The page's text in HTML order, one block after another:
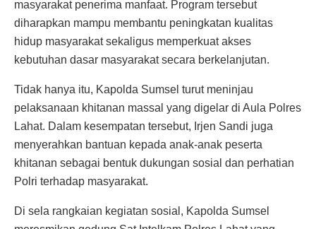
masyarakat penerima manfaat. Program tersebut
diharapkan mampu membantu peningkatan kualitas
hidup masyarakat sekaligus memperkuat akses
kebutuhan dasar masyarakat secara berkelanjutan.
Tidak hanya itu, Kapolda Sumsel turut meninjau
pelaksanaan khitanan massal yang digelar di Aula Polres
Lahat. Dalam kesempatan tersebut, Irjen Sandi juga
menyerahkan bantuan kepada anak-anak peserta
khitanan sebagai bentuk dukungan sosial dan perhatian
Polri terhadap masyarakat.
Di sela rangkaian kegiatan sosial, Kapolda Sumsel